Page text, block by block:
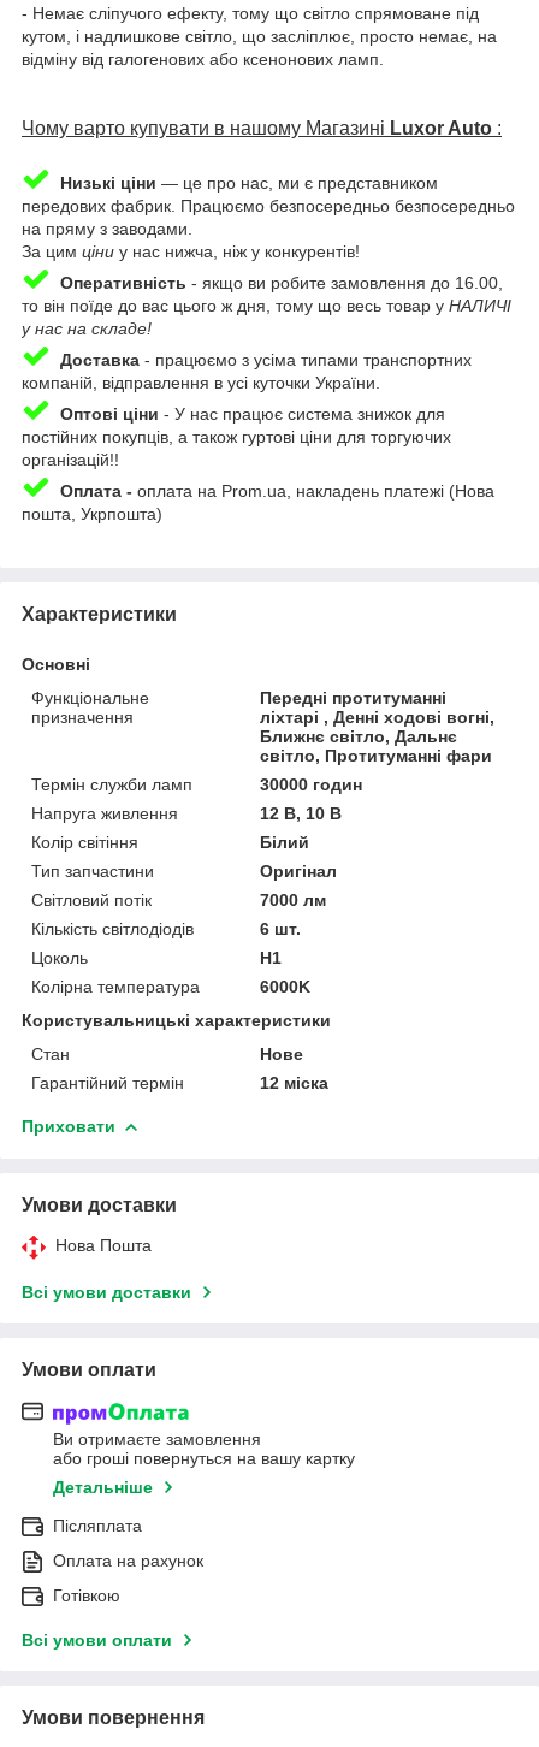
- Немає сліпучого ефекту, тому що світло спрямоване під
кутом, і надлишкове світло, що засліплює, просто немає, на
відміну від галогенових або ксенонових ламп.
Чому варто купувати в нашому Магазині Luxor Auto :
Низькі ціни — це про нас, ми є представником
передових фабрик. Працюємо безпосередньо безпосередньо
на пряму з заводами.
За цим ціни у нас нижча, ніж у конкурентів!
Оперативність - якщо ви робите замовлення до 16.00,
то він поїде до вас цього ж дня, тому що весь товар у НАЛИЧІ
у нас на складе!
Доставка - працюємо з усіма типами транспортних
компаній, відправлення в усі куточки України.
Оптові ціни - У нас працює система знижок для
постійних покупців, а також гуртові ціни для торгуючих
організацій!!
Оплата - оплата на Prom.ua, накладень платежі (Нова
пошта, Укрпошта)
Характеристики
Основні
Функціональне
призначення
Передні протитуманні
ліхтарі , Денні ходові вогні,
Ближнє світло, Дальнє
світло, Протитуманні фари
Термін служби ламп
30000 годин
Напруга живлення
12 В, 10 В
Колір світіння
Білий
Тип запчастини
Оригінал
Світловий потік
7000 лм
Кількість світлодіодів
6 шт.
Цоколь
H1
Колірна температура
6000K
Користувальницькі характеристики
Стан
Нове
Гарантійний термін
12 міска
Приховати
Умови доставки
Нова Пошта
Всі умови доставки
Умови оплати
Ви отримаєте замовлення
або гроші повернуться на вашу картку
Детальніше
Післяплата
Оплата на рахунок
Готівкою
Всі умови оплати
Умови повернення